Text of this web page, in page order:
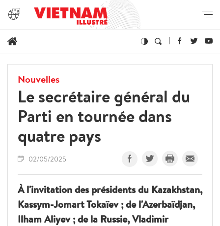
Nouvelles
Le secrétaire général du
Parti en tournée dans
quatre pays
02/05/2025
À l'invitation des présidents du Kazakhstan,
Kassym-Jomart Tokaïev ; de l'Azerbaïdjan,
Ilham Aliyev ; de la Russie, Vladimir